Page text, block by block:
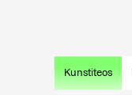
Kunstiteos